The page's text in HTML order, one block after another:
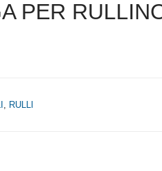
PER
, RULLI
originale era:
prezzo attuale